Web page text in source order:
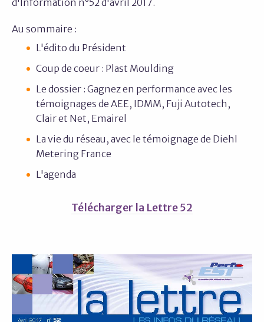
d'Information n°52 d'avril 2017.
Au sommaire :
L'édito du Président
Coup de coeur : Plast Moulding
Le dossier : Gagnez en performance avec les
témoignages de AEE, IDMM, Fuji Autotech,
Clair et Net, Emairel
La vie du réseau, avec le témoignage de Diehl
Metering France
L'agenda
Télécharger la Lettre 52